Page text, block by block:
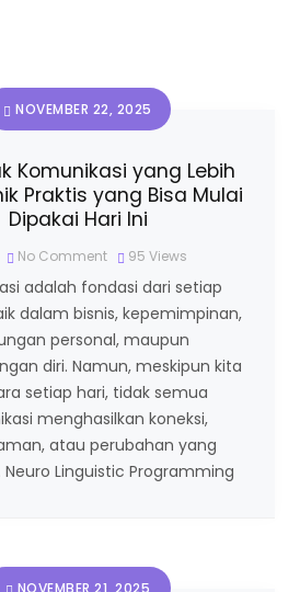
NOVEMBER 22, 2025
Komunikasi yang Lebih
Praktis yang Bisa Mulai
Dipakai Hari Ini
No Comment 95 Views
adalah fondasi dari setiap
dalam bisnis, kepemimpinan,
personal, maupun
diri. Namun, meskipun kita
setiap hari, tidak semua
menghasilkan koneksi,
atau perubahan yang
Neuro Linguistic Programming
NOVEMBER 21, 2025